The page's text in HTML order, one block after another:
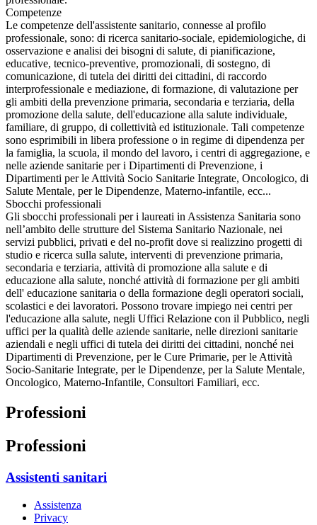
Competenze
Le competenze dell'assistente sanitario, connesse al profilo
professionale, sono: di ricerca sanitario-sociale, epidemiologiche, di
osservazione e analisi dei bisogni di salute, di pianificazione,
educative, tecnico-preventive, promozionali, di sostegno, di
comunicazione, di tutela dei diritti dei cittadini, di raccordo
interprofessionale e mediazione, di formazione, di valutazione per
gli ambiti della prevenzione primaria, secondaria e terziaria, della
promozione della salute, dell'educazione alla salute individuale,
familiare, di gruppo, di collettività ed istituzionale. Tali competenze
sono esprimibili in libera professione o in regime di dipendenza per
la famiglia, la scuola, il mondo del lavoro, i centri di aggregazione, e
nelle aziende sanitarie per i Dipartimenti di Prevenzione, i
Dipartimenti per le Attività Socio Sanitarie Integrate, Oncologico, di
Salute Mentale, per le Dipendenze, Materno-infantile, ecc...
Sbocchi professionali
Gli sbocchi professionali per i laureati in Assistenza Sanitaria sono
nell’ambito delle strutture del Sistema Sanitario Nazionale, nei
servizi pubblici, privati e del no-profit dove si realizzino progetti di
studio e ricerca sulla salute, interventi di prevenzione primaria,
secondaria e terziaria, attività di promozione alla salute e di
educazione alla salute, nonché attività di formazione per gli ambiti
dell' educazione sanitaria o della formazione degli operatori sociali,
scolastici e dei lavoratori. Possono trovare impiego nei centri per
l'educazione alla salute, negli Uffici Relazione con il Pubblico, negli
uffici per la qualità delle aziende sanitarie, nelle direzioni sanitarie
aziendali e negli uffici di tutela dei diritti dei cittadini, nonché nei
Dipartimenti di Prevenzione, per le Cure Primarie, per le Attività
Socio-Sanitarie Integrate, per le Dipendenze, per la Salute Mentale,
Oncologico, Materno-Infantile, Consultori Familiari, ecc.
Professioni
Professioni
Assistenti sanitari
Assistenza
Privacy